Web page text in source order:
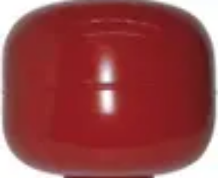
Fai Da Te Italia
Progetti Fai Da Te
Giardinaggio e Spazi
Esterni
Progetti Creativi